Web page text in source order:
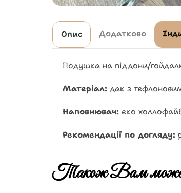
Опис Додатково
Подушка на піддони/
Матеріал: дак з
Наповнювач: еко
Рекомендації по догляду:
Також Вам може